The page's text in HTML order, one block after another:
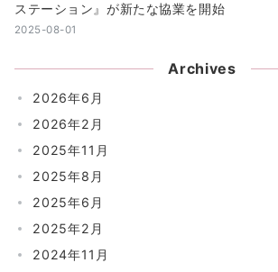
ステーション』が新たな協業を開始
2025-08-01
Archives
2026年6月
2026年2月
2025年11月
2025年8月
2025年6月
2025年2月
2024年11月